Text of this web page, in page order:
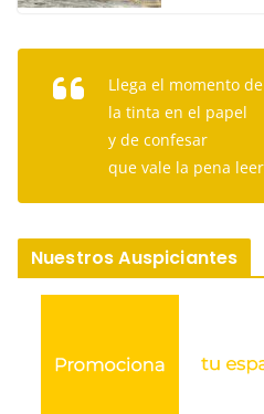
Llega el momento
la tinta en el papel
y de confesar
que vale la pena
Nuestros Auspiciantes